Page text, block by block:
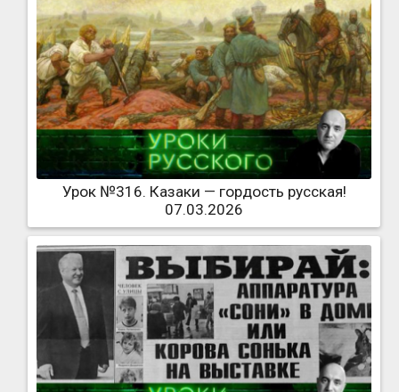
Урок №316. Казаки — гордость русская!
07.03.2026